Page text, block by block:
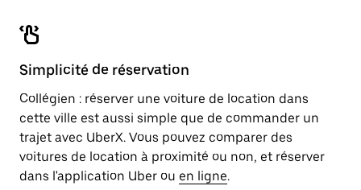
Simplicité de réservation
Collégien : réserver une voiture de location dans
cette ville est aussi simple que de commander un
trajet avec UberX. Vous pouvez comparer des
voitures de location à proximité ou non, et réserver
dans l'application Uber ou en ligne.